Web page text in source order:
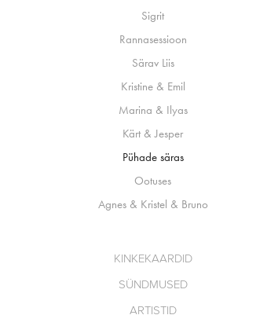
Sigrit
Rannasessioon
Särav Liis
Kristine & Emil
Marina & Ilyas
Kärt & Jesper
Pühade säras
Ootuses
Agnes & Kristel & Bruno
KINKEKAARDID
SÜNDMUSED
ARTISTID